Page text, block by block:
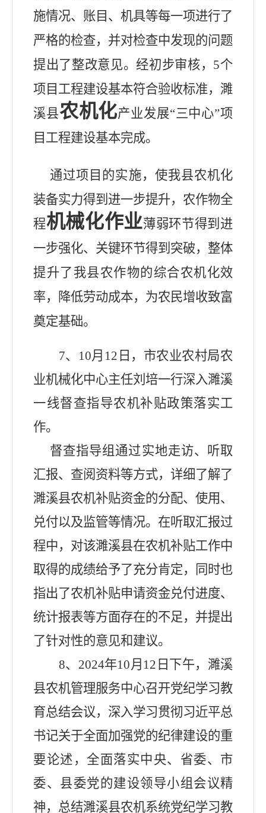
施情况、账目、机具等每一项进行了
严格的检查，并对检查中发现的问题
提出了整改意见。经初步审核， 5个
项目工程建设基本符合验收标准，濉
溪县农机化产业发展“三中心”项
目工程建设基本完成。
通过项目的实施，使我县农机化
装备实力得到进一步提升，农作物全
程机械化作业薄弱环节得到进
一步强化、关键环节得到突破，整体
提升了我县农作物的综合农机化效
率，降低劳动成本，为农民增收致富
奠定基础。
7、 10月 12 日，市农业农村局农
业机械化中心主任刘培一行深入濉溪
一线督查指导农机补贴政策落实工
作。
督查指导组通过实地走访、听取
汇报、查阅资料等方式，详细了解了
濉溪县农机补贴资金的分配、使用、
兑付以及监管等情况。在听取汇报过
程中，对该濉溪县在农机补贴工作中
取得的成绩给予了充分肯定，同时也
指出了农机补贴申请资金兑付进度、
统计报表等方面存在的不足，并提出
了针对性的意见和建议。
8、 2024年10月 12 日下午，濉溪
县农机管理服务中心召开党纪学习教
育总结会议，深入学习贯彻习近平总
书记关于全面加强党的纪律建设的重
要论述，全面落实中央、省委、市
委、县委党的建设领导小组会议精
神，总结濉溪县农机系统党纪学习教